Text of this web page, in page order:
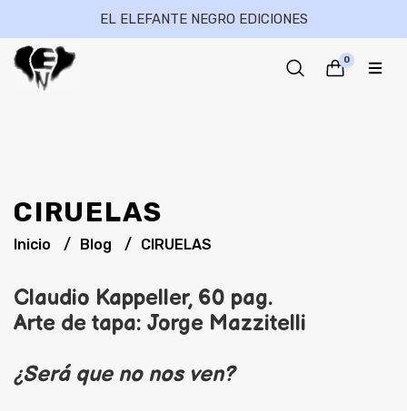
EL ELEFANTE NEGRO EDICIONES
0
CIRUELAS
Inicio Blog CIRUELAS
Claudio Kappeller, 60 pag.
Arte de tapa: Jorge Mazzitelli
¿Será que no nos ven?